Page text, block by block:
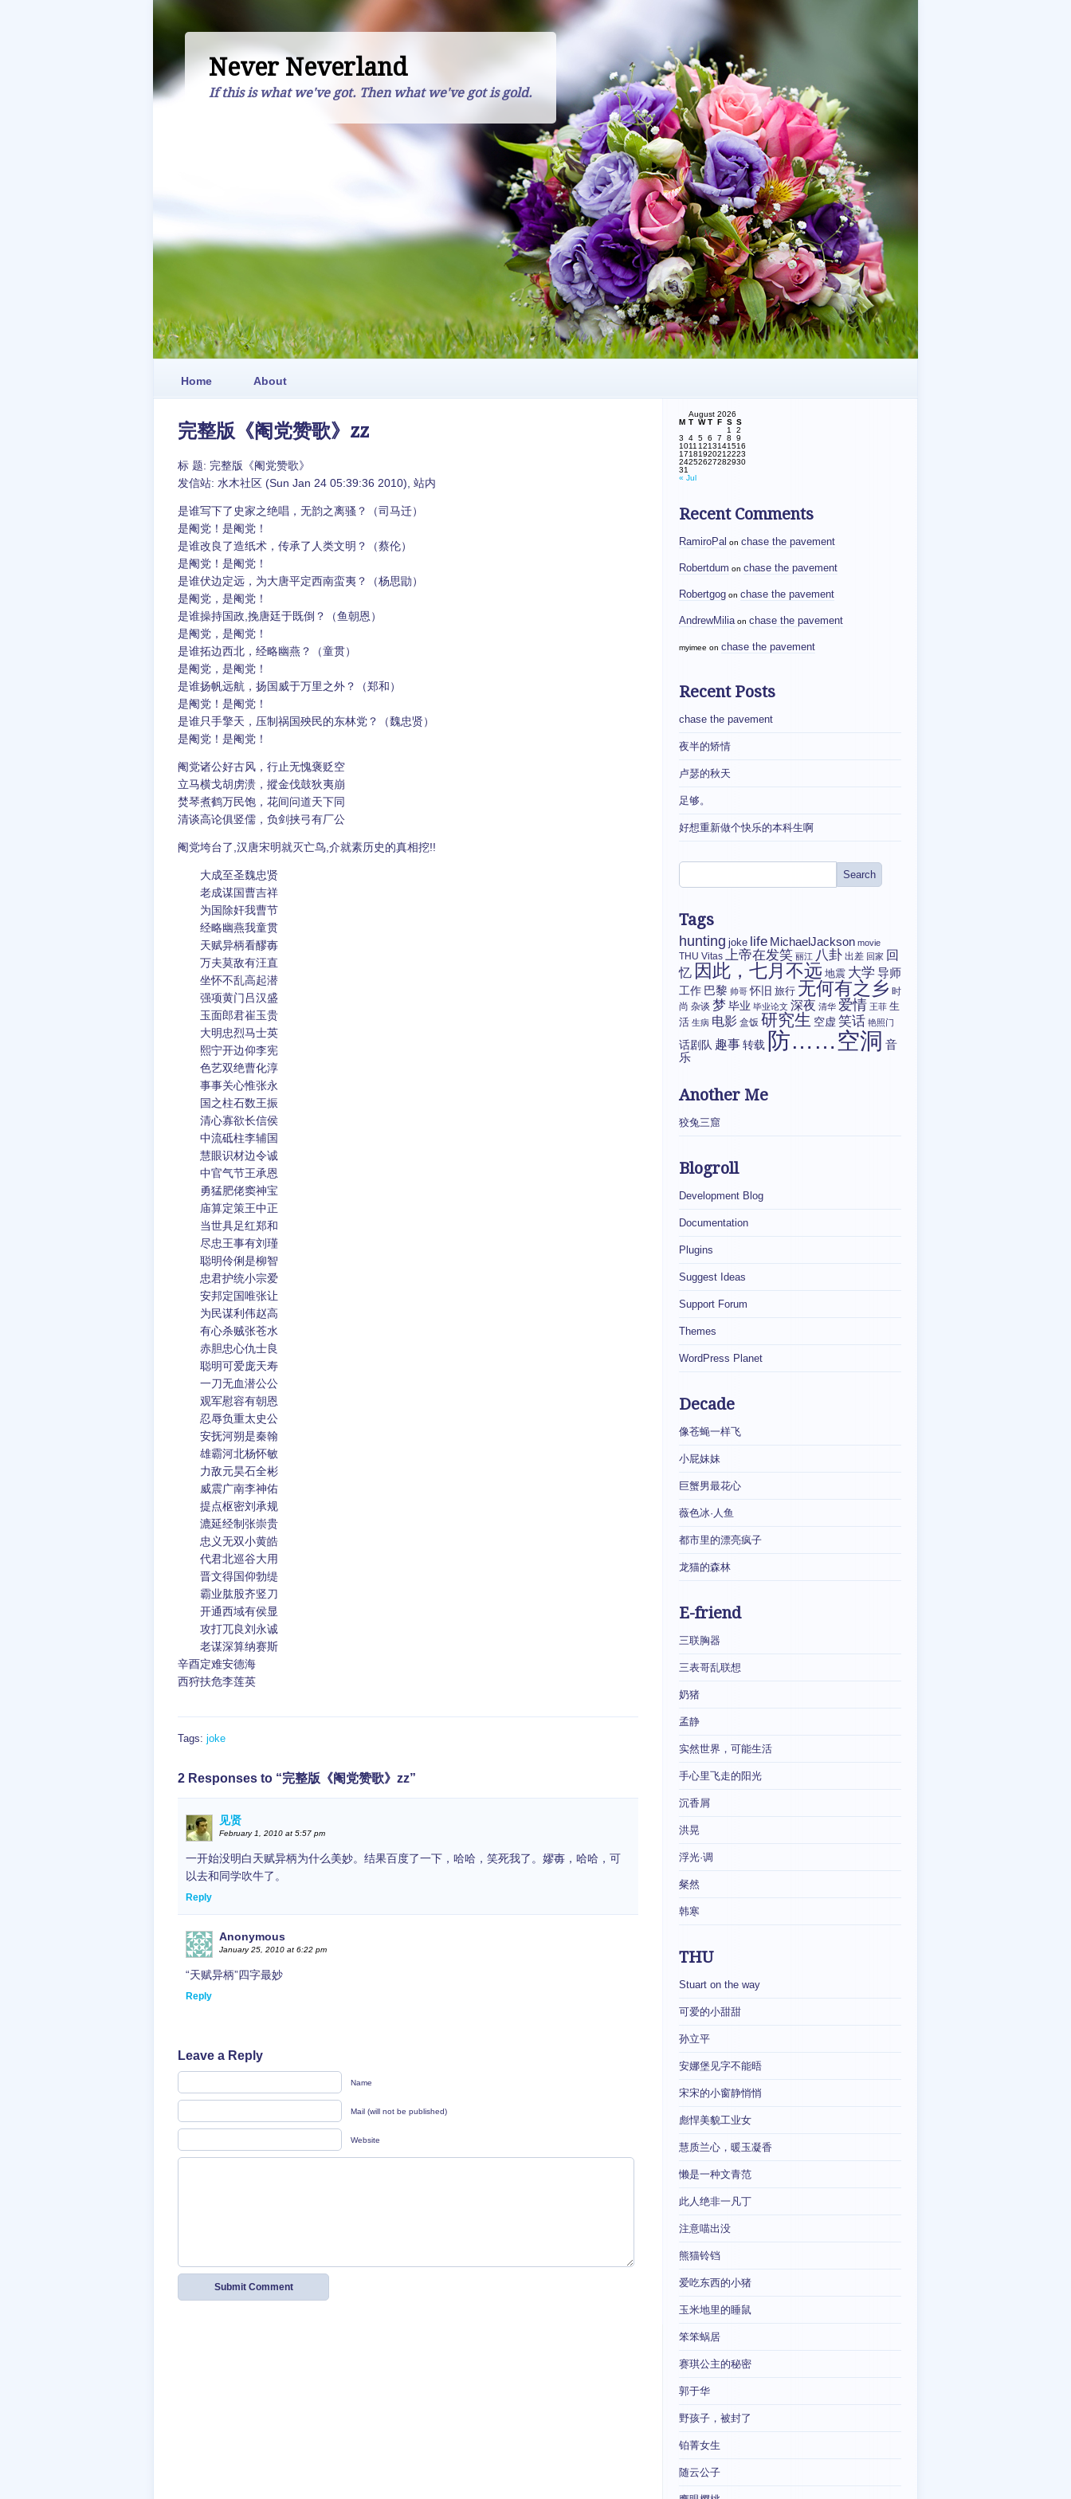
Never Neverland
If this is what we've got. Then what we've got is gold.
Home About
完整版《阉党赞歌》zz
标 题: 完整版《阉党赞歌》
发信站: 水木社区 (Sun Jan 24 05:39:36 2010), 站内
是谁写下了史家之绝唱，无韵之离骚？（司马迁）
是阉党！是阉党！
是谁改良了造纸术，传承了人类文明？（蔡伦）
是阉党！是阉党！
是谁伏边定远，为大唐平定西南蛮夷？（杨思勖）
是阉党，是阉党！
是谁操持国政,挽唐廷于既倒？（鱼朝恩）
是阉党，是阉党！
是谁拓边西北，经略幽燕？（童贯）
是阉党，是阉党！
是谁扬帆远航，扬国威于万里之外？（郑和）
是阉党！是阉党！
是谁只手擎天，压制祸国殃民的东林党？（魏忠贤）
是阉党！是阉党！
阉党诸公好古风，行止无愧褒贬空
立马横戈胡虏溃，摐金伐鼓狄夷崩
焚琴煮鹤万民饱，花间问道天下同
清谈高论俱竖儒，负剑挟弓有厂公
阉党垮台了,汉唐宋明就灭亡鸟,介就素历史的真相挖!!
大成至圣魏忠贤
老成谋国曹吉祥
为国除奸我曹节
经略幽燕我童贯
天赋异柄看醪毐
万夫莫敌有汪直
坐怀不乱高起潜
强项黄门吕汉盛
玉面郎君崔玉贵
大明忠烈马士英
熙宁开边仰李宪
色艺双绝曹化淳
事事关心惟张永
国之柱石数王振
清心寡欲长信侯
中流砥柱李辅国
慧眼识材边令诚
中官气节王承恩
勇猛肥佬窦神宝
庙算定策王中正
当世具足红郑和
尽忠王事有刘瑾
聪明伶俐是柳智
忠君护统小宗爱
安邦定国唯张让
为民谋利伟赵高
有心杀贼张苍水
赤胆忠心仇士良
聪明可爱庞天寿
一刀无血潜公公
观军慰容有朝恩
忍辱负重太史公
安抚河朔是秦翰
雄霸河北杨怀敏
力敌元昊石全彬
威震广南李神佑
提点枢密刘承规
漉延经制张崇贵
忠义无双小黄皓
代君北巡谷大用
晋文得国仰勃缇
霸业肱股齐竖刀
开通西域有侯显
攻打兀良刘永诚
老谋深算纳赛斯
辛酉定难安德海
西狩扶危李莲英
Tags: joke
2 Responses to “完整版《阉党赞歌》zz”
见贤
February 1, 2010 at 5:57 pm
一开始没明白天赋异柄为什么美妙。结果百度了一下，哈哈，笑死我了。嫪毐，哈哈，可
以去和同学吹牛了。
Reply
Anonymous
January 25, 2010 at 6:22 pm
“天赋异柄”四字最妙
Reply
Leave a Reply
Name
Mail (will not be published)
Website
August 2026
M T W T F S S
1
2
3
4 5 6 7 8
9
1011 1213141516
17181920212223
24252627282930
31
« Jul
Recent Comments
RamiroPal on chase the pavement
Robertdum on chase the pavement
Robertgog on chase the pavement
AndrewMilia on chase the pavement
myimee on chase the pavement
Recent Posts
chase the pavement
夜半的矫情
卢瑟的秋天
足够。
好想重新做个快乐的本科生啊
Tags
hunting joke life MichaelJackson movie
THU Vitas 上帝在发笑 丽江 八卦 出差 回家 回
忆 因此，七月不远 地震 大学 导师
工作 巴黎 帅哥 怀旧 旅行 无何有之乡 时
尚 杂谈 梦 毕业 毕业论文 深夜 清华 爱情 王菲 生
活 生病 电影 盒饭 研究生 空虚 笑话 艳照门
话剧队 趣事转载 防……空洞 音
乐
Another Me
狡兔三窟
Blogroll
Development Blog
Documentation
Plugins
Suggest Ideas
Support Forum
Themes
WordPress Planet
Decade
像苍蝇一样飞
小屁妹妹
巨蟹男最花心
薇色冰·人鱼
都市里的漂亮疯子
龙猫的森林
E-friend
三联胸器
三表哥乱联想
奶猪
孟静
实然世界，可能生活
手心里飞走的阳光
沉香屑
洪晃
浮光·调
粲然
韩寒
THU
Stuart on the way
可爱的小甜甜
孙立平
安娜堡见字不能晤
宋宋的小窗静悄悄
彪悍美貌工业女
慧质兰心，暖玉凝香
懒是一种文青范
此人绝非一凡丁
注意喵出没
熊猫铃铛
爱吃东西的小猪
玉米地里的睡鼠
笨笨蜗居
赛琪公主的秘密
郭于华
野孩子，被封了
铂菁女生
随云公子